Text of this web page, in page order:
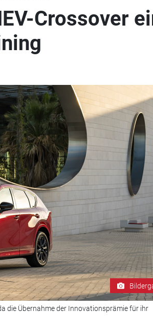
Crossover
die Übernahme der Innovationsprämie für ihr